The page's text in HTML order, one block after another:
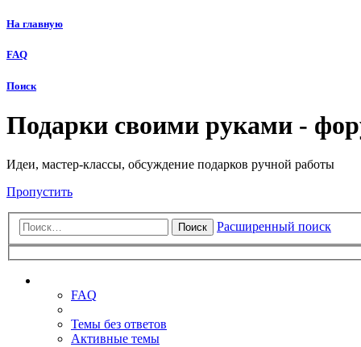
На главную
FAQ
Поиск
Подарки своими руками -
Идеи, мастер-классы, обсуждение подарков ручной работы
Пропустить
Поиск Расширенный поиск
FAQ
Темы без ответов
Активные темы